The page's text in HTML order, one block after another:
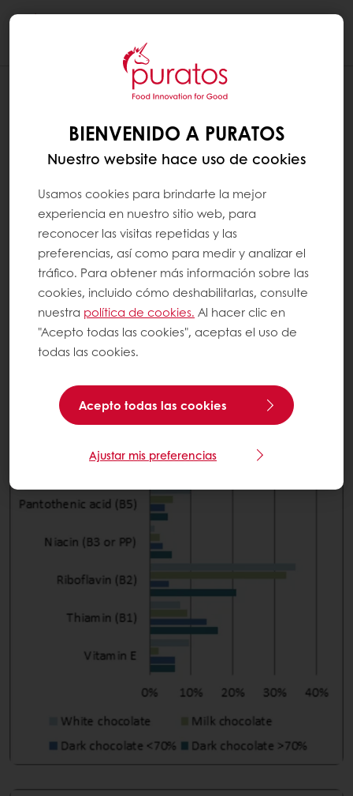
¿CONTIENE EL CHOCOLATE VITAMINAS
Y MINERALES? ¿CUÁLES?
El chocolate contiene cantidades
cobre y manganeso. También contiene
vitaminas como las vitaminas B2 y B6. La
siguiente tabla muestra cómo los diferentes
tipos de chocolate contribuyen a la ingesta
diaria recomendada de vitaminas y
minerales (según se define en la (UE) n.o
1169/2011).
BIENVENIDO A PURATOS
Nuestro website hace uso de cookies
Usamos cookies para brindarte la mejor
experiencia en nuestro sitio web, para
reconocer las visitas repetidas y las
preferencias, así como para medir y analizar el
tráfico. Para obtener más información sobre las
cookies, incluido cómo deshabilitarlas, consulte
nuestra política de cookies. Al hacer clic en
"Acepto todas las cookies", aceptas el uso de
todas las cookies.
Acepto todas las cookies
Ajustar mis preferencias